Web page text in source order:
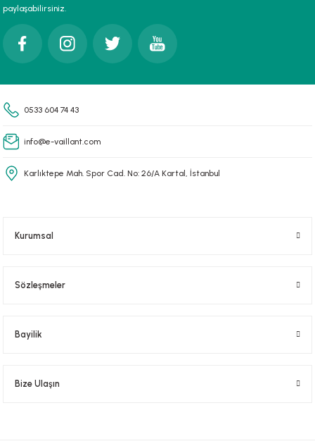
paylaşabilirsiniz.
0533 604 74 43
info@e-vaillant.com
Karlıktepe Mah. Spor Cad. No: 26/A Kartal, İstanbul
Kurumsal
Sözleşmeler
Bayilik
Bize Ulaşın